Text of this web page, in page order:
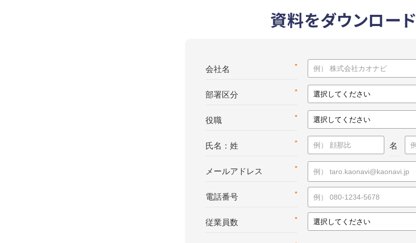
資料をダウンロード
*
会社名
*
部署区分
*
役職
*
氏名：姓 名
*
メールアドレス
*
電話番号
*
従業員数